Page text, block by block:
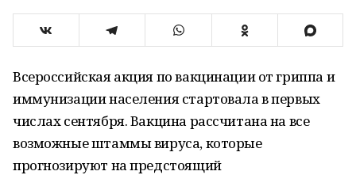
Всероссийская акция по вакцинации от гриппа и
иммунизации населения стартовала в первых
числах сентября. Вакцина рассчитана на все
возможные штаммы вируса, которые
прогнозируют на предстоящий